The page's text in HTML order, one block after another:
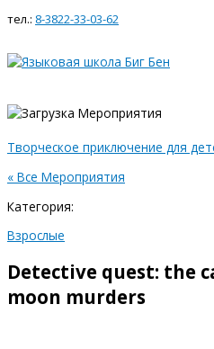
к
тел.: 8-3822-33-03-62
меню
Творческое приключение для
« Все Мероприятия
Категория:
Взрослые
Detective quest: the
moon murders